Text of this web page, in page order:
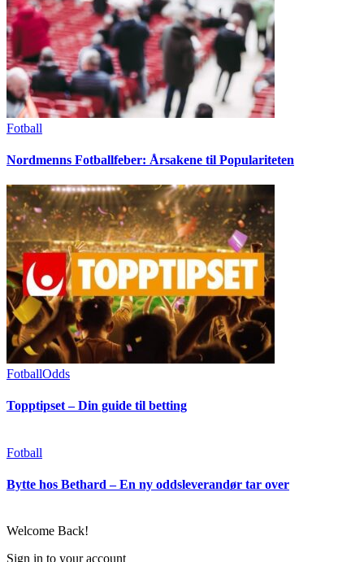
Fotball
Nordmenns Fotballfeber: Årsakene til Populariteten
FotballOdds
Topptipset – Din guide til betting
Fotball
Bytte hos Bethard – En ny oddsleverandør tar over
Welcome Back!
Sign in to your account